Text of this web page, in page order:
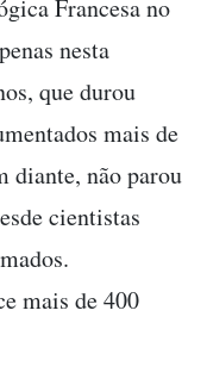
Francesa no
nesta
que durou
mais de
diante, não parou
cientistas
mais de 400